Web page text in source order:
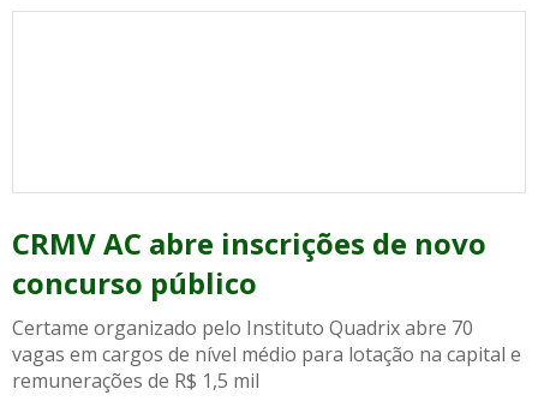
CRMV AC abre inscrições de novo
concurso público
Certame organizado pelo Instituto Quadrix abre 70
vagas em cargos de nível médio para lotação na capital e
remunerações de R$ 1,5 mil